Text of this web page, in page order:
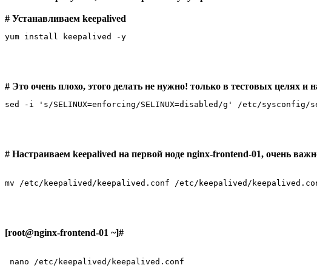
# Устанавливаем keepalived
yum install keepalived -y
# Это очень плохо, этого делать не нужно! только в тестовых целях
sed -i 's/SELINUX=enforcing/SELINUX=disabled/g' /etc/sysconfig/
# Настраиваем keepalived на первой ноде nginx-frontend-01, очень
mv /etc/keepalived/keepalived.conf /etc/keepalived/
[root@nginx-frontend-01 ~]#
nano /etc/keepalived/keepalived.conf